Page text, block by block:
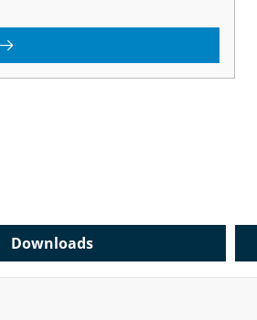
Downloads